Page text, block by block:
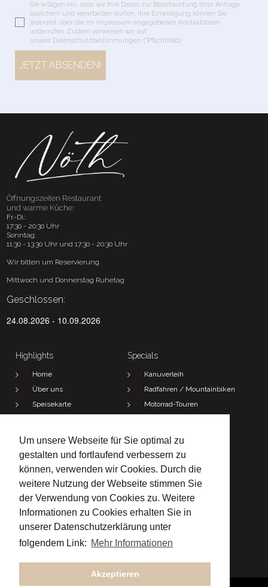
Um unsere Webseite für Sie optimal zu
gestalten und fortlaufend verbessern zu
können, verwenden wir Cookies. Durch die
weitere Nutzung der Webseite stimmen Sie
der Verwendung von Cookies zu. Weitere
Informationen zu Cookies erhalten Sie in
unserer Datenschutzerklärung unter
folgendem Link: Mehr Informationen
Akzeptieren
Sie willigen ein, dass wir Ihre Daten zur Beantwortung Ihrer Anfrage
speichern und verarbeiten dürfen. Ihre Einwilligung können Sie
jederzeit über die im Impressum angegebenen Kontaktdaten
widerrufen. Zudem verweisen wir auf
unsere Datenschutzbestimmungen. (*Pflichtfeld)
JETZT ABSENDEN!
Öffnungszeiten Restaurant
und warme Küche:
Fr.-Di.:
17:30 - 20:30 Uhr
Sonntag:
11:30 - 13:30 Uhr und 17:30 - 20:30 Uhr
Wir bitten um Reservierung
Mittwoch und Donnerstag Ruhetag
Geschlossen:
24.08.2026 - 10.09.2026
Highlights
Home
Über uns
Speisekarte
Specials
Kanuverleih
Radfahren / Mountainbiken
Motorrad-Touren
Kontakt
 Adresse
Morlesauerstraße 3 und 6
97762 Hammelburg-Morlesau
 Telefon
 E-Mail